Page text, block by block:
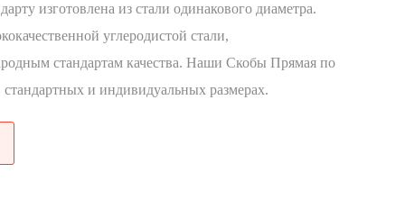
изготовлена из стали одинакового диаметра.
углеродистой стали,
стандартам качества. Наши Скобы Прямая по
и индивидуальных размерах.